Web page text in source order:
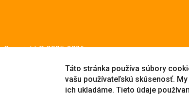
Copyright © 2005-2026
Táto stránka používa súbory
vašu používateľskú skúsenosť.
ich ukladáme. Tieto údaje